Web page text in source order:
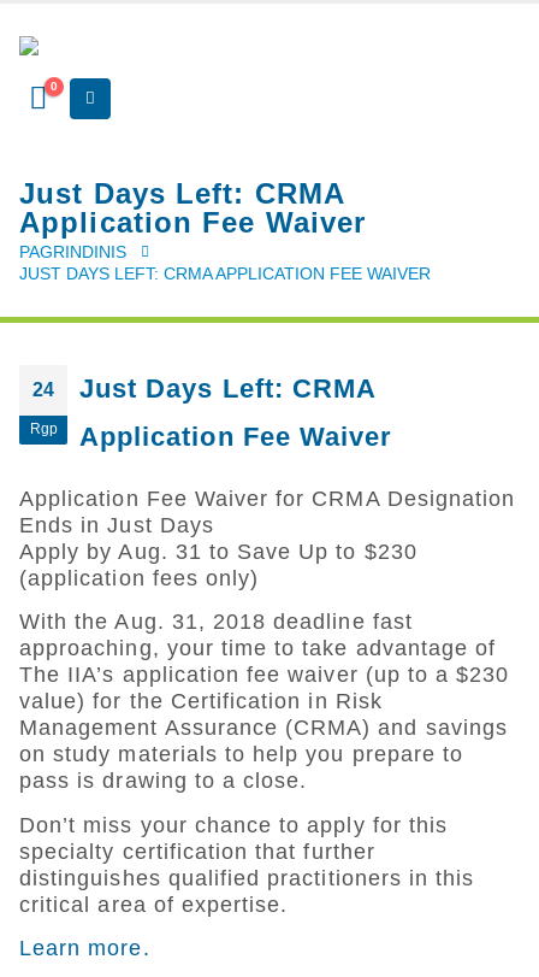
0
Just Days Left: CRMA
Application Fee Waiver
PAGRINDINIS
JUST DAYS LEFT: CRMA APPLICATION FEE WAIVER
24
Rgp
Just Days Left: CRMA
Application Fee Waiver
Application Fee Waiver for CRMA Designation
Ends in Just Days
Apply by Aug. 31 to Save Up to $230
(application fees only)
With the Aug. 31, 2018 deadline fast
approaching, your time to take advantage of
The IIA’s application fee waiver (up to a $230
value) for the Certification in Risk
Management Assurance (CRMA) and savings
on study materials to help you prepare to
pass is drawing to a close.
Don’t miss your chance to apply for this
specialty certification that further
distinguishes qualified practitioners in this
critical area of expertise.
Learn more.